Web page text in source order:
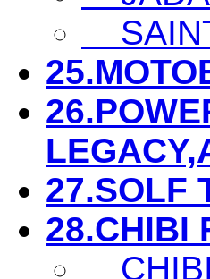
27.SOLF
28.CHIBI
CHIBI